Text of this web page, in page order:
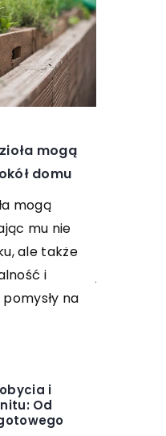
mogą
domu
mogą
mu nie
ale także
i
na
i
Od